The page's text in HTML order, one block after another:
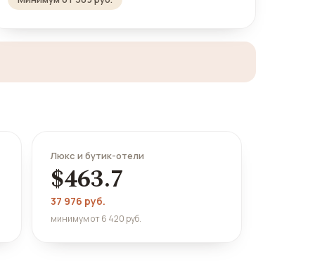
Люкс и бутик-отели
$463.7
37 976 руб.
минимум от 6 420 руб.